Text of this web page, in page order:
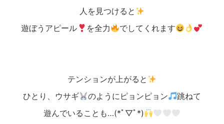
人を見つけると
遊ぼうアピール
を全力 でしてくれます
テンションが上がると
ひとり、ウサギ
のようにピョンピョン
跳ねて
遊んでいることも…(*ﾟ▽ﾟ*)